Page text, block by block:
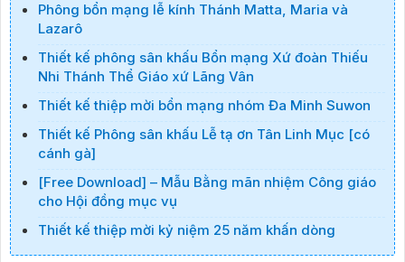
Phông bổn mạng lễ kính Thánh Matta, Maria và
Lazarô
Thiết kế phông sân khấu Bổn mạng Xứ đoàn Thiếu
Nhi Thánh Thể Giáo xứ Lãng Vân
Thiết kế thiệp mời bổn mạng nhóm Đa Minh Suwon
Thiết kế Phông sân khấu Lễ tạ ơn Tân Linh Mục [có
cánh gà]
[Free Download] – Mẫu Bằng mãn nhiệm Công giáo
cho Hội đồng mục vụ
Thiết kế thiệp mời kỷ niệm 25 năm khấn dòng